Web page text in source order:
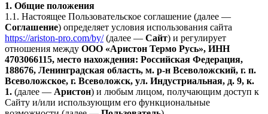
1. Общие положения
1.1. Настоящее Пользовательское соглашение (далее —
Соглашение) определяет условия использования сайта
https://ariston-pro.com/by/(далее — Сайт) и регулирует
отношения между ООО «Аристон Термо Русь», ИНН
4703066115, место нахождения: Российская Федерация,
188676, Ленинградская область, м. р-н Всеволожский, г. п.
Всеволожское, г. Всеволожск, ул. Индустриальная, д. 9, к.
1. (далее — Аристон) и любым лицом, получающим доступ к
Сайту и/или использующим его функциональные